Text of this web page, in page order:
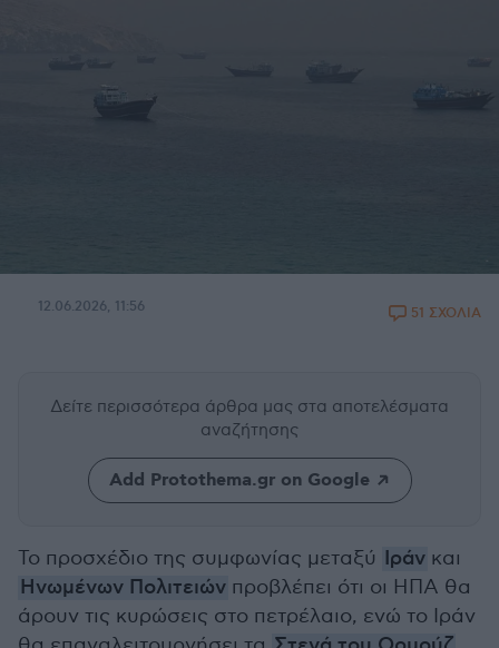
12.06.2026, 11:56 51 ΣΧΟΛΙΑ
Δείτε περισσότερα άρθρα μας στα αποτελέσματα
αναζήτησης
Add Protothema.gr on Google
Το προσχέδιο της συμφωνίας μεταξύ Ιράν και
Ηνωμένων Πολιτειών προβλέπει ότι οι ΗΠΑ θα
άρουν τις κυρώσεις στο πετρέλαιο, ενώ το Ιράν